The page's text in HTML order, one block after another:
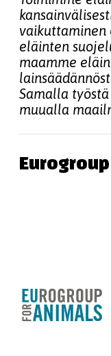
vaikuttaminen
eläinten
maamme
Samalla
muualla